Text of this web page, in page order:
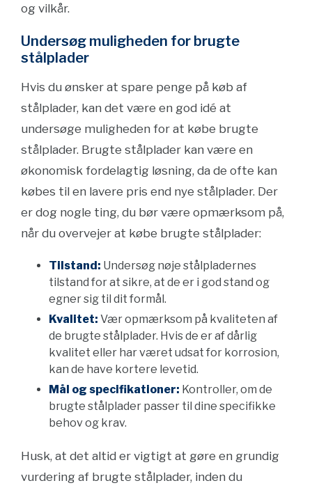
og vilkår.
Undersøg muligheden for brugte
stålplader
Hvis du ønsker at spare penge på køb af
stålplader, kan det være en god idé at
undersøge muligheden for at købe brugte
stålplader. Brugte stålplader kan være en
økonomisk fordelagtig løsning, da de ofte kan
købes til en lavere pris end nye stålplader. Der
er dog nogle ting, du bør være opmærksom på,
når du overvejer at købe brugte stålplader:
Tilstand: Undersøg nøje stålpladernes
tilstand for at sikre, at de er i god stand og
egner sig til dit formål.
Kvalitet: Vær opmærksom på kvaliteten af
de brugte stålplader. Hvis de er af dårlig
kvalitet eller har været udsat for korrosion,
kan de have kortere levetid.
Mål og specifikationer: Kontroller, om de
brugte stålplader passer til dine specifikke
behov og krav.
Husk, at det altid er vigtigt at gøre en grundig
vurdering af brugte stålplader, inden du